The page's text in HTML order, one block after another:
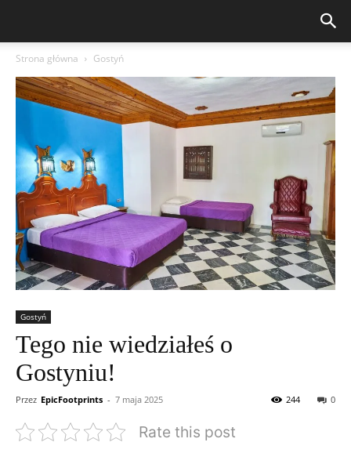
Strona główna Gostyń
Gostyń
Tego nie wiedziałeś o
Gostyniu!
Przez EpicFootprints - 7 maja 2025 0
244
Rate this post